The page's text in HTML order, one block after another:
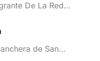
De La Red
de San